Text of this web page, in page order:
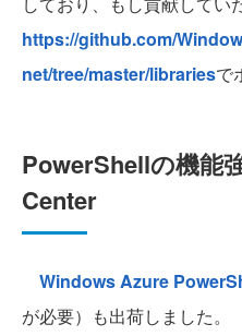
https://github.com/
net/tree/master/librariesで
PowerShellの機能
Center
Windows Azure
が必要）も出荷しました。